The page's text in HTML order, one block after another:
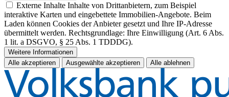
Externe Inhalte Inhalte von Drittanbietern, zum Beispiel
interaktive Karten und eingebettete Immobilien-Angebote. Beim
Laden können Cookies der Anbieter gesetzt und Ihre IP-Adresse
übermittelt werden. Rechtsgrundlage: Ihre Einwilligung (Art. 6 Abs.
1 lit. a DSGVO, § 25 Abs. 1 TDDDG).
Weitere Informationen
Alle akzeptieren
Ausgewählte akzeptieren Alle ablehnen